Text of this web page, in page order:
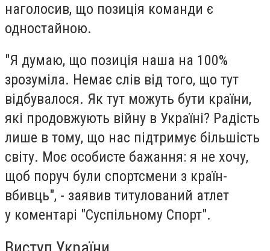
наголосив, що позиція команди є
одностайною.
"Я думаю, що позиція наша на 100%
зрозуміла. Немає слів від того, що тут
відбувалося. Як тут можуть бути країни,
які продовжують війну в Україні? Радість
лише в тому, що нас підтримує більшість
світу. Моє особисте бажання: я не хочу,
щоб поруч були спортсмени з країн-
вбивць", - заявив титулований атлет
у коментарі "Суспільному Спорт".